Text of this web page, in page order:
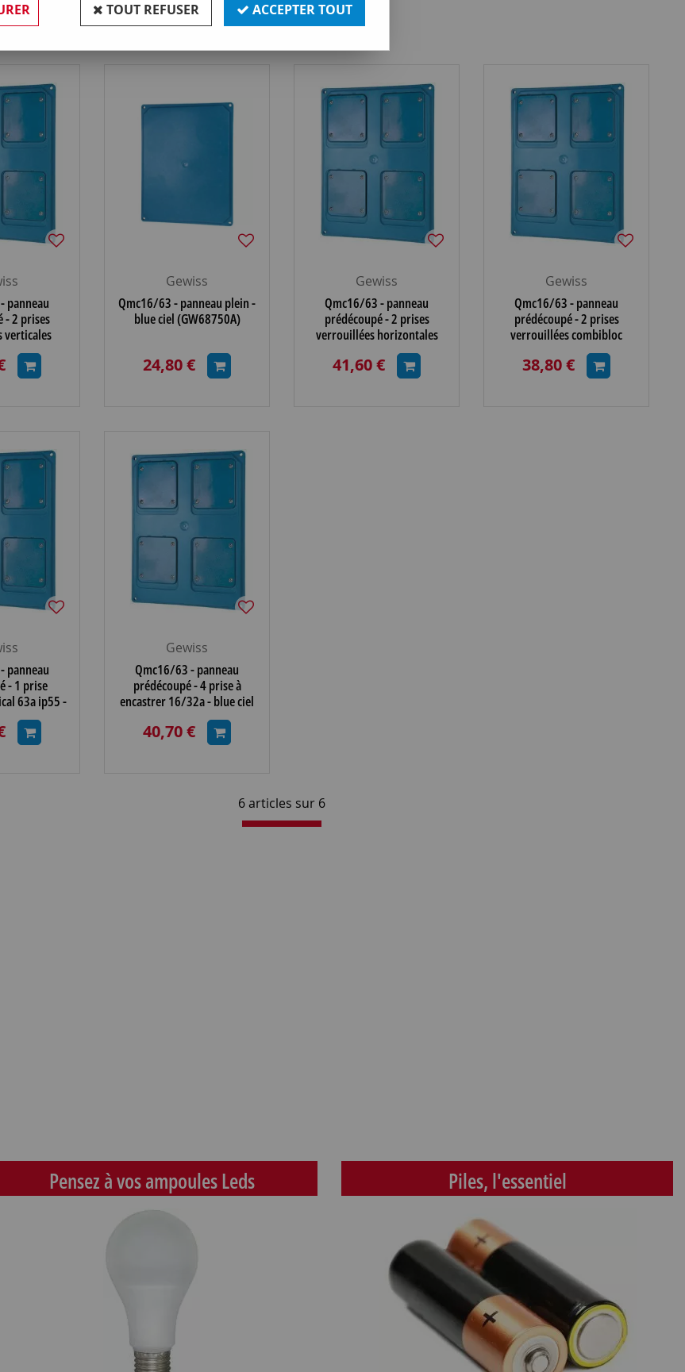
panneau
- 2 prises
verticales
blue ciel
Gewiss
Qmc16/63 - panneau plein -
blue ciel (GW68750A)
24,80 €
Gewiss
Qmc16/63 - panneau
prédécoupé - 2 prises
verrouillées horizontales
16/32a ip44 - blue ciel
(GW68746A)
41,60 €
Gewiss
Qmc16/63 - panneau
prédécoupé - 2 prises
verrouillées combibloc
16/32a ip44/45 - blue ciel
(GW68747A)
38,80 €
panneau
- 1 prise
63a ip55 -
Gewiss
Qmc16/63 - panneau
prédécoupé - 4 prise à
encastrer 16/32a - blue ciel
(GW68748A)
40,70 €
6 articles sur 6
Pensez à vos ampoules Leds Piles, l'essentiel
TOUT REFUSER ACCEPTER TOUT